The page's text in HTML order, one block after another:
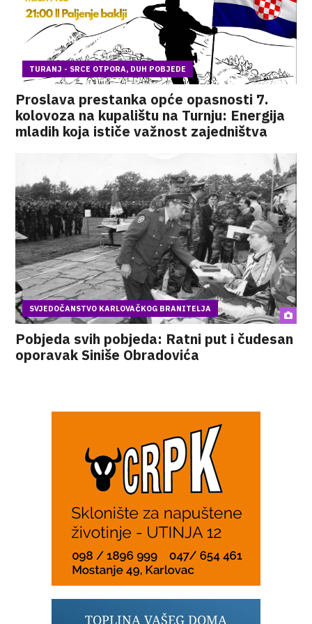
TURANJ - SRCE OTPORA, DUH POBJEDE
Proslava prestanka opće opasnosti 7.
kolovoza na kupalištu na Turnju: Energija
mladih koja ističe važnost zajedništva
SVJEDOČANSTVO KARLOVAČKOG BRANITELJA
Pobjeda svih pobjeda: Ratni put i čudesan
oporavak Siniše Obradovića